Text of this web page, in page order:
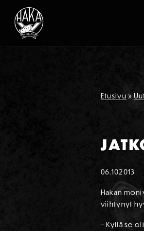
Siirry sisältöön
Etusivu »
06.102013
Hakan
viihtynyt
– Kyllä se